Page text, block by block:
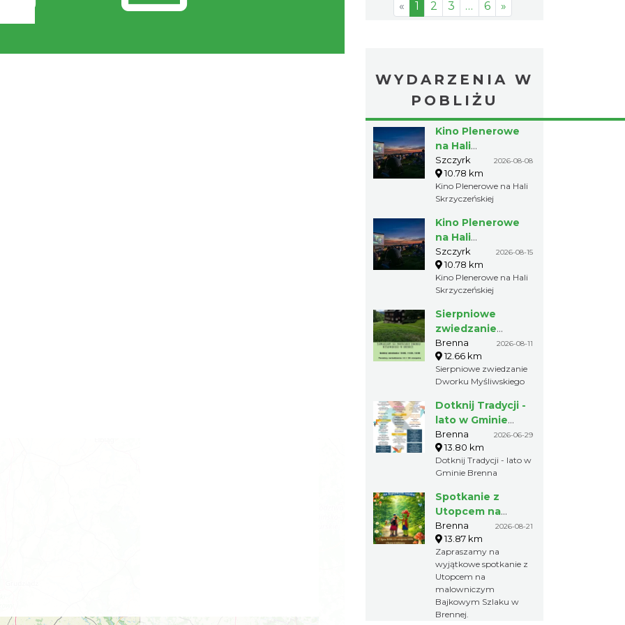
« 1 2 3 … 6 »
WYDARZENIA W
POBLIŻU
Kino Plenerowe
na Hali
Skrzyczeńskiej
Szczyrk 2026-08-08
10.78 km
Kino Plenerowe na Hali
Skrzyczeńskiej
Kino Plenerowe
na Hali
Skrzyczeńskiej
Szczyrk 2026-08-15
10.78 km
Kino Plenerowe na Hali
Skrzyczeńskiej
Sierpniowe
zwiedzanie
Dworku
Myśliwskiego
Brenna 2026-08-11
12.66 km
Sierpniowe zwiedzanie
Dworku Myśliwskiego
Dotknij Tradycji -
lato w Gminie
Brenna
Brenna 2026-06-29
13.80 km
Dotknij Tradycji - lato w
Gminie Brenna
Spotkanie z
Utopcem na
Bajkowym Szlaku
Brenna 2026-08-21
13.87 km
Zapraszamy na
wyjątkowe spotkanie z
Utopcem na
malowniczym
Bajkowym Szlaku w
Brennej.